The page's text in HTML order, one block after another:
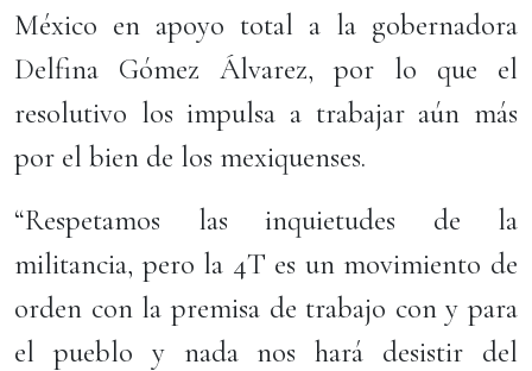
México en apoyo total a la gobernadora
Delfina Gómez Álvarez, por lo que el
resolutivo los impulsa a trabajar aún más
por el bien de los mexiquenses.
“Respetamos las inquietudes de la
militancia, pero la 4T es un movimiento de
orden con la premisa de trabajo con y para
el pueblo y nada nos hará desistir del